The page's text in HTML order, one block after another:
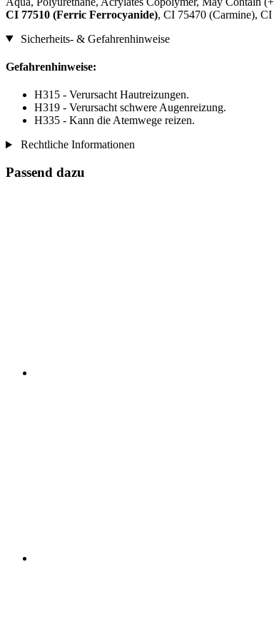
CI 77510 (Ferric Ferrocyanide), CI 75470 (Carmine), CI
Sicherheits- & Gefahrenhinweise
Gefahrenhinweise:
H315 - Verursacht Hautreizungen.
H319 - Verursacht schwere Augenreizung.
H335 - Kann die Atemwege reizen.
Rechtliche Informationen
Passend dazu